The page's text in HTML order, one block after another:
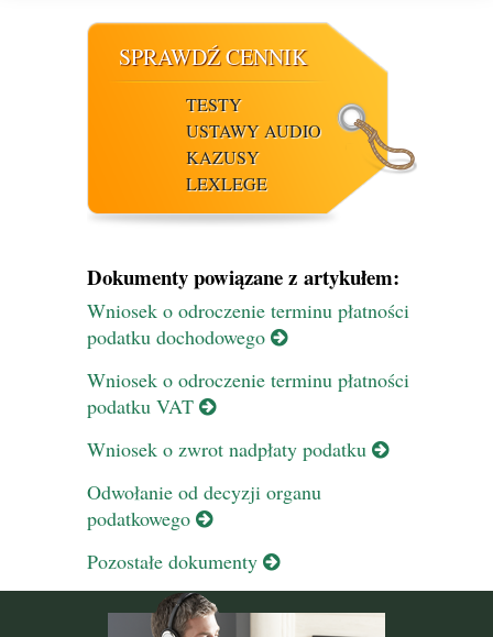
SPRAWDŹ CENNIK
TESTY
USTAWY AUDIO
KAZUSY
LEXLEGE
Dokumenty powiązane z artykułem:
Wniosek o odroczenie terminu płatności
podatku dochodowego
Wniosek o odroczenie terminu płatności
podatku VAT
Wniosek o zwrot nadpłaty podatku
Odwołanie od decyzji organu
podatkowego
Pozostałe dokumenty